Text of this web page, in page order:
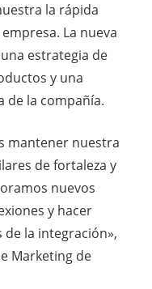
la rápida
La nueva
estrategia de
y una
la compañía.
mantener nuestra
de fortaleza y
nuevos
y hacer
de la integración»,
Marketing de